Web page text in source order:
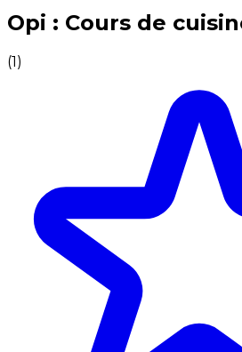
Expériences culinaires
Opi : Cours de
(1)